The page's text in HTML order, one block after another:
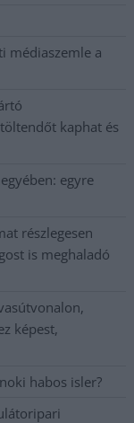
médiaszemle a
kaphat és
egyre
részlegesen
is meghaladó
képest,
habos isler?